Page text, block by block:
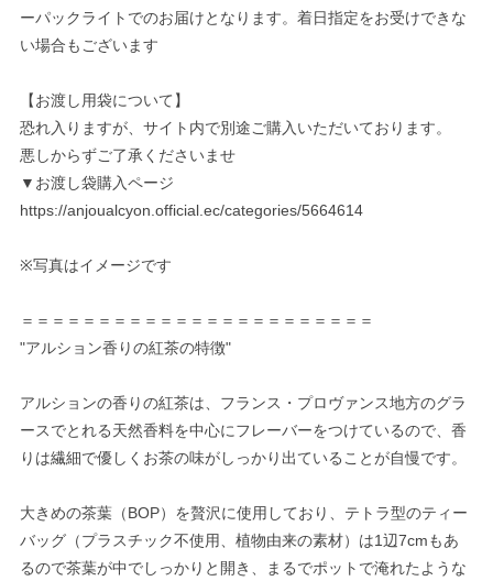
ーパックライトでのお届けとなります。着日指定をお受けできな
い場合もございます
【お渡し用袋について】
恐れ入りますが、サイト内で別途ご購入いただいております。
悪しからずご了承くださいませ
▼お渡し袋購入ページ
https://anjoualcyon.official.ec/categories/5664614
※写真はイメージです
＝＝＝＝＝＝＝＝＝＝＝＝＝＝＝＝＝＝＝＝＝＝＝
"アルション香りの紅茶の特徴"
アルションの香りの紅茶は、フランス・プロヴァンス地方のグラ
ースでとれる天然香料を中心にフレーバーをつけているので、香
りは繊細で優しくお茶の味がしっかり出ていることが自慢です。
大きめの茶葉（BOP）を贅沢に使用しており、テトラ型のティー
バッグ（プラスチック不使用、植物由来の素材）は1辺7cmもあ
るので茶葉が中でしっかりと開き、まるでポットで淹れたような